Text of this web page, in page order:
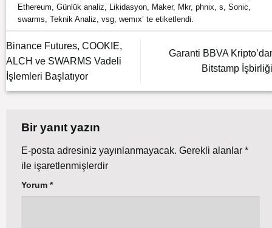
Ethereum ,Günlük analiz Likidasyon Maker, Mkr,phnix ,s ,Sonic
swarms ,Teknik Analiz ,vsg ,wemıx’ te etiketlendi.
Binance Futures, COOKIE,
ALCH ve SWARMS Vadeli
İşlemleri Başlatıyor
Garanti BBVA
Bitstamp
Bir yanıt yazın
E-posta adresiniz yayınlanmayacak. Gerekli alanlar *
ile işaretlenmişlerdir
Yorum *